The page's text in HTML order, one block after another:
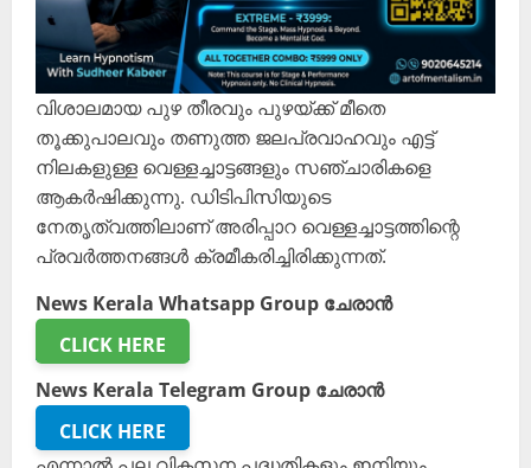
വിശാലമായ പുഴ തീരവും പുഴയ്ക്ക് മീതെ
തൂക്കുപാലവും തണുത്ത ജലപ്രവാഹവും എട്ട്
നിലകളുള്ള വെള്ളച്ചാട്ടങ്ങളും സഞ്ചാരികളെ
ആകർഷിക്കുന്നു. ‍ഡിടിപിസിയുടെ
നേതൃത്വത്തിലാണ് അരിപ്പാറ വെള്ളച്ചാട്ടത്തിന്റെ
പ്രവർത്തനങ്ങൾ ക്രമീകരിച്ചിരിക്കുന്നത്.
News Kerala Whatsapp Group ചേരാൻ
CLICK HERE
News Kerala Telegram Group ചേരാൻ
CLICK HERE